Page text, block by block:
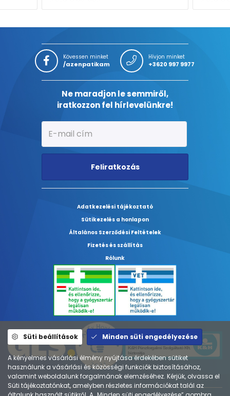
Kövessen minket
/azenpatikam
Hívjon minket
+3620 997 9977
Ne maradjon le semmiről,
iratkozzon fel hírlevelünkre!
Feliratkozás
Adatkezelési tájékoztató
Sütikezelés a honlapon
Általános Szerződési Feltételek
Fizetés és szállítás
Rólunk
Süti beállítások Minden süti engedélyezése
A kényelmes vásárlási élmény nyújtása érdekében sütiket
használunk a vásárlási és közösségi funkciók biztosításához,
valamint weboldalunk forgalmának elemzéséhez. Kérjük, olvassa el
Süti tájékoztatónkat, amelyben részletes információkat talál az